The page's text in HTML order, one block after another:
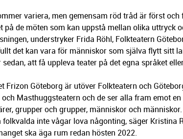
variera, men gemensam röd tråd är först
på de möten som kan uppstå mellan olika uttryck
understryker Frida Röhl, Folkteatern
det kan vara för människor som själva flytt sitt
att få uppleva teater på det egna språket
Frizon Göteborg är utöver Folkteatern och
och Masthuggsteatern och de ser alla fram emot
grupper och grupper, människor och människor.
inte vågar lova någonting, säger Kristina
ska äga rum redan hösten 2022.